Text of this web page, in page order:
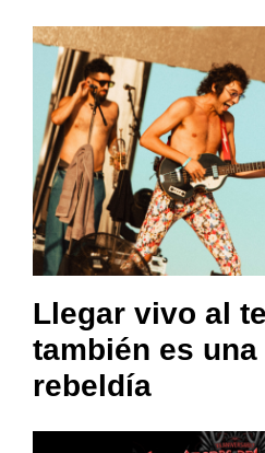
Llegar vivo al
también es
rebeldía